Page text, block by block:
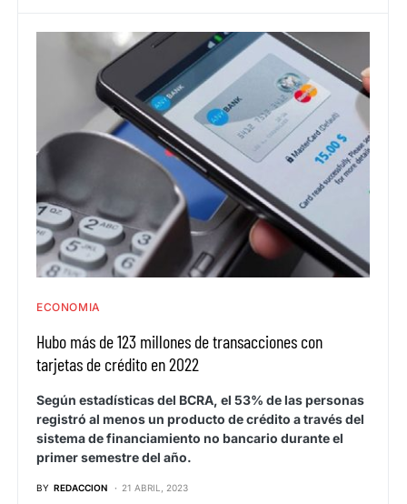
ECONOMIA
Hubo más de 123 millones de transacciones con
tarjetas de crédito en 2022
Según estadísticas del BCRA, el 53% de las personas
registró al menos un producto de crédito a través del
sistema de financiamiento no bancario durante el
primer semestre del año.
BY REDACCION 21 ABRIL, 2023